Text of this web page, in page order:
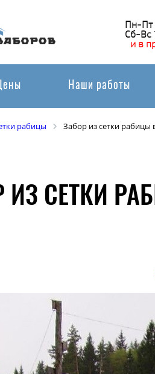
Пн-Пт
Сб-Вс
и в
Наши работы
рабицы Забор из сетки рабицы
ИЗ СЕТКИ